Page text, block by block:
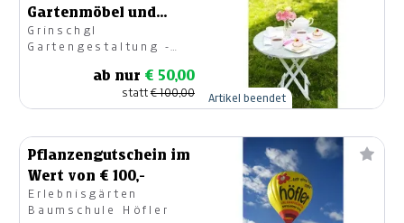
Gartenmöbel und
Accessoires
Grinschgl
Gartengestaltung -
ab nur € 50,00
statt€ 100,00 Artikel beendet
Pflanzengutschein im
Wert von € 100,-
Erlebnisgärten
Baumschule Höfler